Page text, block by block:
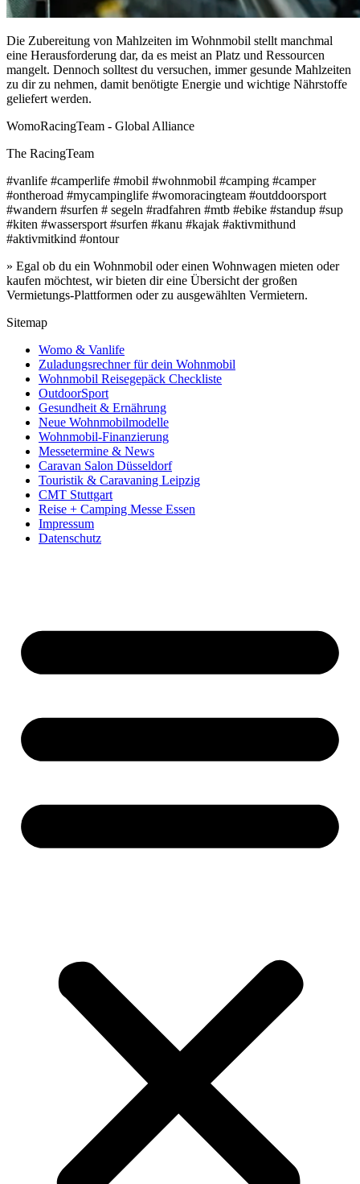
Die Zubereitung von Mahlzeiten im Wohnmobil stellt manchmal
eine Herausforderung dar, da es meist an Platz und Ressourcen
mangelt. Dennoch solltest du versuchen, immer gesunde Mahlzeiten
zu dir zu nehmen, damit benötigte Energie und wichtige Nährstoffe
geliefert werden.
WomoRacingTeam - Global Alliance
The RacingTeam
#vanlife #camperlife #mobil #wohnmobil #camping #camper
#ontheroad #mycampinglife #womoracingteam #outddoorsport
#wandern #surfen # segeln #radfahren #mtb #ebike #standup #sup
#kiten #wassersport #surfen #kanu #kajak #aktivmithund
#aktivmitkind #ontour
» Egal ob du ein Wohnmobil oder einen Wohnwagen mieten oder
kaufen möchtest, wir bieten dir eine Übersicht der großen
Vermietungs-Plattformen oder zu ausgewählten Vermietern.
Sitemap
Womo & Vanlife
Zuladungsrechner für dein Wohnmobil
Wohnmobil Reisegepäck Checkliste
OutdoorSport
Gesundheit & Ernährung
Neue Wohnmobilmodelle
Wohnmobil-Finanzierung
Messetermine & News
Caravan Salon Düsseldorf
Touristik & Caravaning Leipzig
CMT Stuttgart
Reise + Camping Messe Essen
Impressum
Datenschutz